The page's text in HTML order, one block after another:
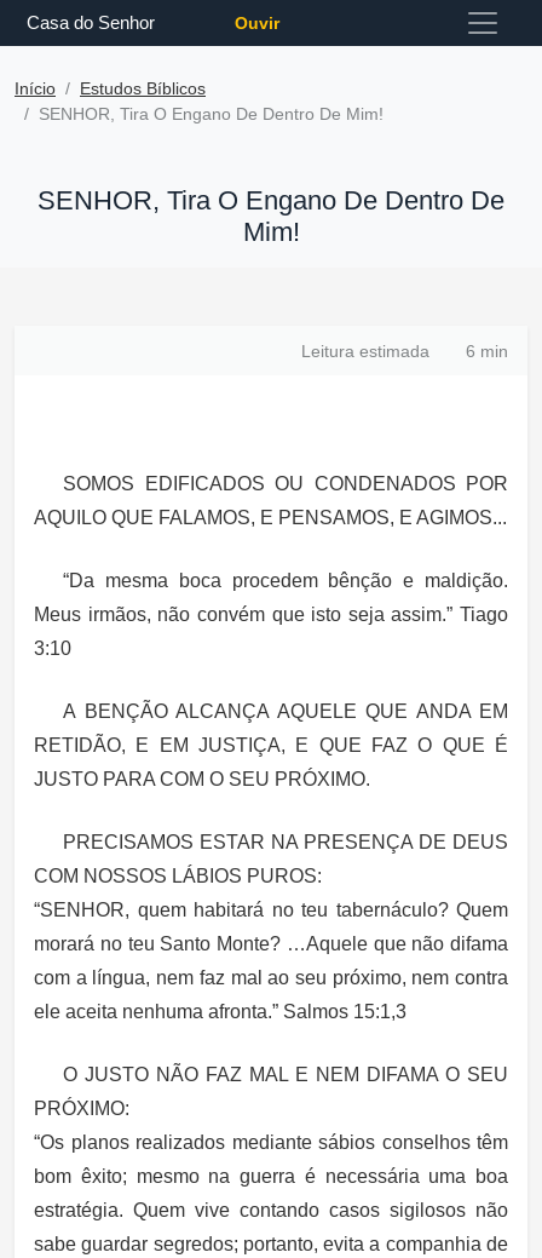
Casa do Senhor Ouvir
Início
Estudos Bíblicos
SENHOR, Tira O Engano De Dentro De Mim!
SENHOR, Tira O Engano De Dentro De
Mim!
Leitura estimada 6 min
SOMOS EDIFICADOS OU CONDENADOS POR
AQUILO QUE FALAMOS, E PENSAMOS, E AGIMOS...
“Da mesma boca procedem bênção e maldição.
Meus irmãos, não convém que isto seja assim.” Tiago
3:10
A BENÇÃO ALCANÇA AQUELE QUE ANDA EM
RETIDÃO, E EM JUSTIÇA, E QUE FAZ O QUE É
JUSTO PARA COM O SEU PRÓXIMO.
PRECISAMOS ESTAR NA PRESENÇA DE DEUS
COM NOSSOS LÁBIOS PUROS:
“SENHOR, quem habitará no teu tabernáculo? Quem
morará no teu Santo Monte? …Aquele que não difama
com a língua, nem faz mal ao seu próximo, nem contra
ele aceita nenhuma afronta.” Salmos 15:1,3
O JUSTO NÃO FAZ MAL E NEM DIFAMA O SEU
PRÓXIMO:
“Os planos realizados mediante sábios conselhos têm
bom êxito; mesmo na guerra é necessária uma boa
estratégia. Quem vive contando casos sigilosos não
sabe guardar segredos; portanto, evita a companhia de